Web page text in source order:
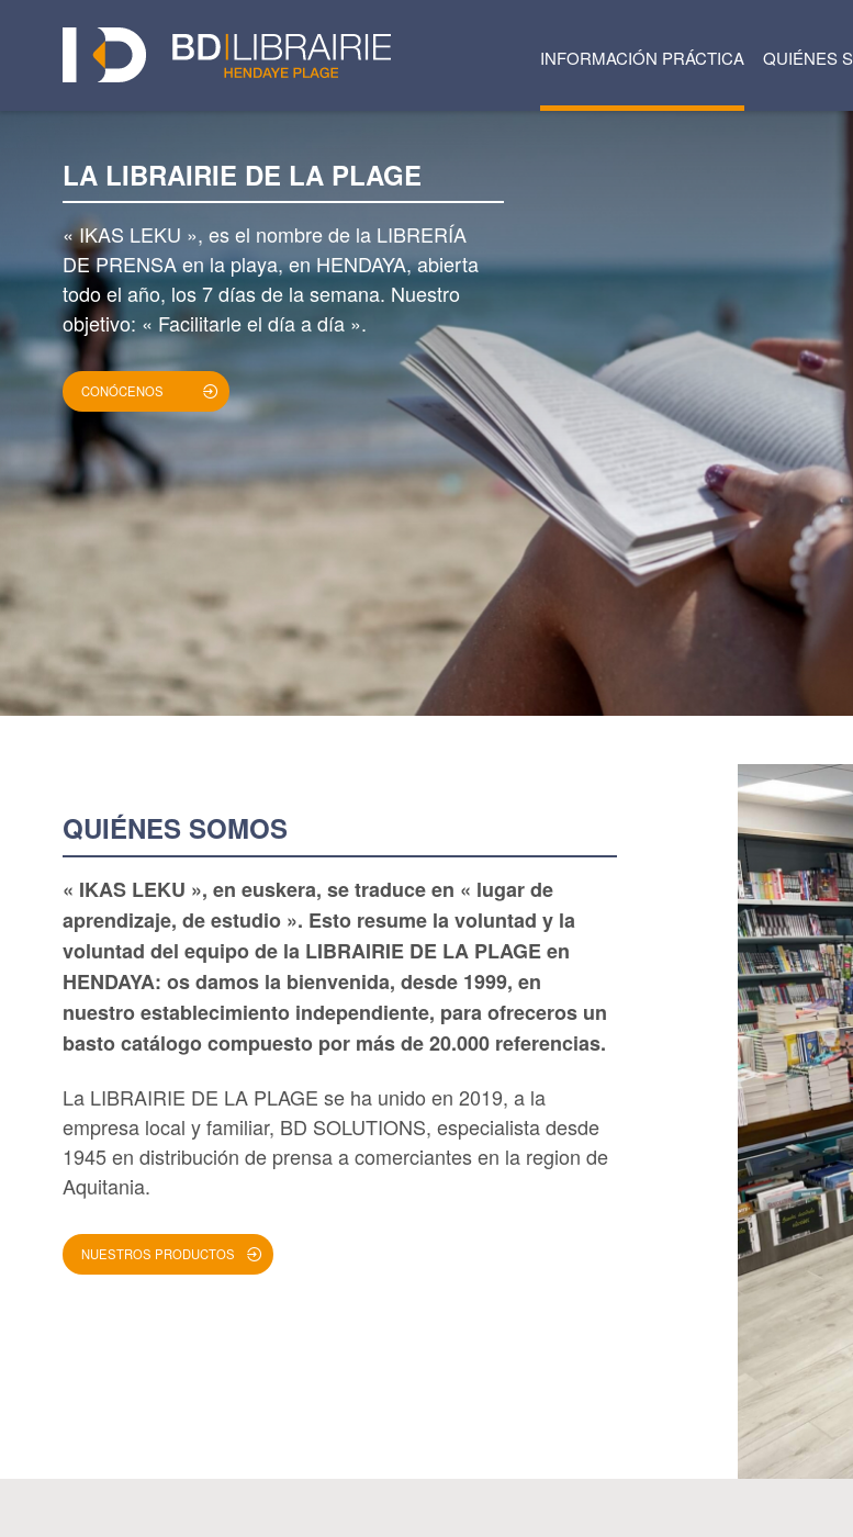
INFORMACIÓN PRÁCTICA QUIÉNES
LA LIBRAIRIE DE LA PLAGE
« IKAS LEKU », es el nombre de la LIBRERÍA
DE PRENSA en la playa, en HENDAYA, abierta
todo el año, los 7 días de la semana. Nuestro
objetivo: « Facilitarle el día a día ».
CONÓCENOS
QUIÉNES SOMOS
« IKAS LEKU », en euskera, se traduce en « lugar de
aprendizaje, de estudio ». Esto resume la voluntad y la
voluntad del equipo de la LIBRAIRIE DE LA PLAGE en
HENDAYA: os damos la bienvenida, desde 1999, en
nuestro establecimiento independiente, para ofreceros un
basto catálogo compuesto por más de 20.000 referencias.
La LIBRAIRIE DE LA PLAGE se ha unido en 2019, a la
empresa local y familiar, BD SOLUTIONS, especialista desde
1945 en distribución de prensa a comerciantes en la region de
Aquitania.
NUESTROS PRODUCTOS